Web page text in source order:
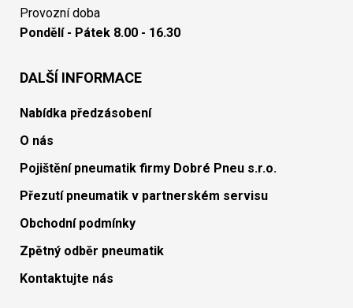
Provozní doba
Pondělí - Pátek 8.00 - 16.30
DALŠÍ INFORMACE
Nabídka předzásobení
O nás
Pojištění pneumatik firmy Dobré Pneu s.r.o.
Přezutí pneumatik v partnerském servisu
Obchodní podmínky
Zpětný odběr pneumatik
Kontaktujte nás